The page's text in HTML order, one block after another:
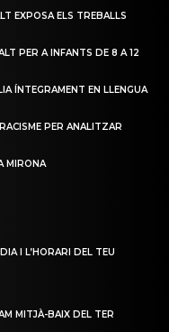
EXPOSA ELS TREBALLS
PER A INFANTS DE 8 A 12
ÍNTEGRAMENT EN LLENGUA
PER ANALITZAR
MIRONA
I L’HORARI DEL TEU
MITJÀ-BAIX DEL TER